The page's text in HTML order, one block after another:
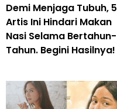
Demi Menjaga Tubuh, 5
Artis Ini Hindari Makan
Nasi Selama Bertahun-
Tahun. Begini Hasilnya!